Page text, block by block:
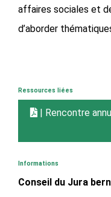
affaires sociales et
d’aborder
Ressources liées
| Rencontre
Informations
Conseil du Jura